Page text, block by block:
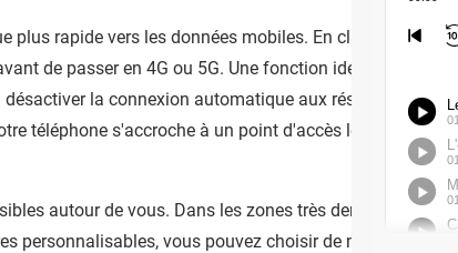
rapide vers les données mobiles. En clair, si votre
de passer en 4G ou 5G. Une fonction idéale pour
la connexion automatique aux réseaux Wi-Fi
téléphone s'accroche à un point d'accès lent ou saturé
autour de vous. Dans les zones très denses, votre
personnalisables, vous pouvez choisir de n'afficher que